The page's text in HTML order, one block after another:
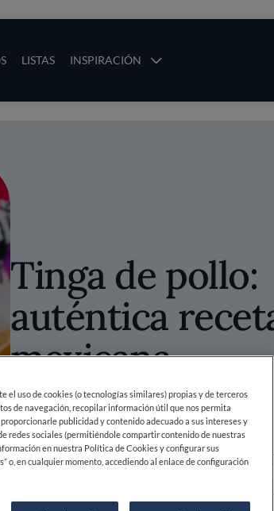
LISTAS INSPIRACIÓN
Tinga de pollo:
auténtica
mexicana
13 MAR 2024
PORFINE DINING LOVERS
el uso de cookies (o tecnologías similares) propias y de terceros
de navegación, recopilar información útil que nos permita
publicidad y contenido adecuado a sus intereses y
redes sociales (permitiéndole compartir contenido de nuestras
en nuestra Política de Cookies y configurar sus
o, en cualquier momento, accediendo al enlace de configuración